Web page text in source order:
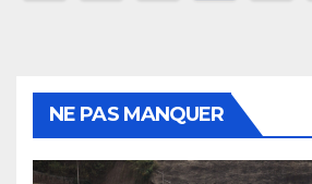
NE PAS MANQUER